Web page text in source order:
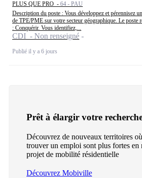
PLUS QUE PRO - 64 - PAU
Description du poste : Vous développez et pérennisez
de TPE/PME sur votre secteur géographique. Le poste
: Conquérir. Vous identifiez,...
CDI - Non renseigné
Publié il y a 6 jours
Prêt à élargir votre
Découvrez de nouveaux territoires
trouver un emploi sont plus fortes en
projet de mobilité résidentielle
Découvrez Mobiville